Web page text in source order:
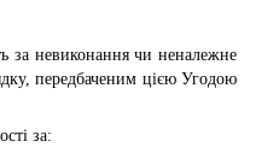
за невиконання чи неналежне
передбаченим цією Угодою
за: